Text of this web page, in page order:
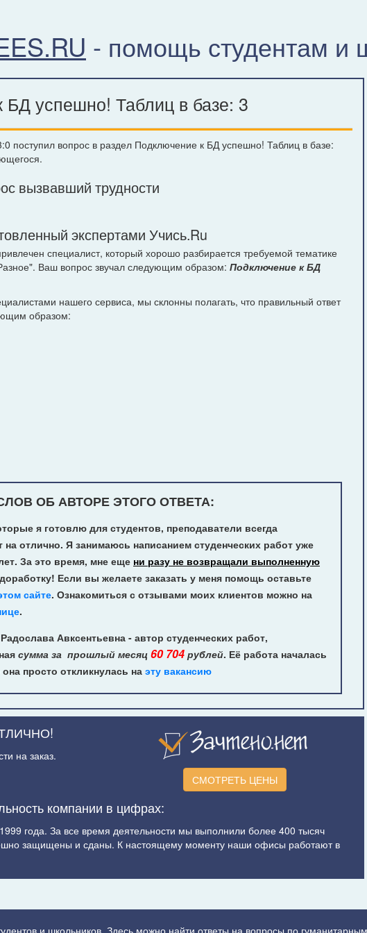
- помощь студентам и
БД успешно! Таблиц в базе: 3
поступил вопрос в раздел Подключение к БД успешно! Таблиц в базе:
вызвавший трудности
экспертами Учись.Ru
специалист, который хорошо разбирается требуемой тематике
Ваш вопрос звучал следующим образом: Подключение к БД
нашего сервиса, мы склонны полагать, что правильный ответ
образом:
ОБ АВТОРЕ ЭТОГО ОТВЕТА:
я готовлю для студентов, преподаватели всегда
на отлично. Я занимаюсь написанием студенческих работ уже
За это время, мне еще ни разу не возвращали выполненную
Если вы желаете заказать у меня помощь оставьте
сайте. Ознакомиться с отзывами моих клиентов можно на
.
Авксентьевна - автор студенческих работ,
сумма за прошлый месяц 60 704 рублей. Её работа началась
она просто откликнулась на эту вакансию
на заказ.
СМОТРЕТЬ ЦЕНЫ
компании в цифрах:
года. За все время деятельности мы выполнили более 400 тысяч
защищены и сданы. К настоящему моменту наши офисы работают в
и школьников. Здесь можно найти ответы на вопросы по